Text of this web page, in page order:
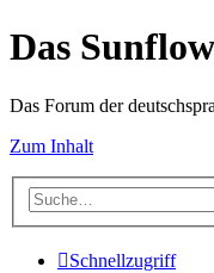
Das
Das Forum der
Zum Inhalt
Schnellzugriff